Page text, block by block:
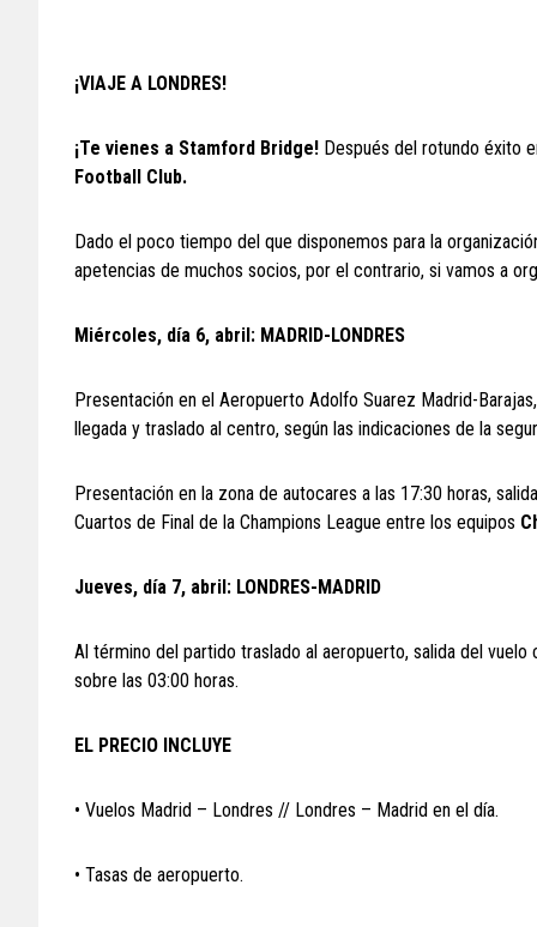
¡VIAJE A LONDRES!
¡Te vienes a Stamford Bridge! Después del rotundo éxito
Football Club.
Dado el poco tiempo del que disponemos para la
apetencias de muchos socios, por el contrario, si vamos a
Miércoles, día 6, abril: MADRID-LONDRES
Presentación en el Aeropuerto Adolfo Suarez Madrid-
llegada y traslado al centro, según las indicaciones de la
Presentación en la zona de autocares a las 17:30 horas,
Cuartos de Final de la Champions League entre los equipos
Jueves, día 7, abril: LONDRES-MADRID
Al término del partido traslado al aeropuerto, salida del
sobre las 03:00 horas.
EL PRECIO INCLUYE
• Vuelos Madrid – Londres // Londres – Madrid en el día.
• Tasas de aeropuerto.